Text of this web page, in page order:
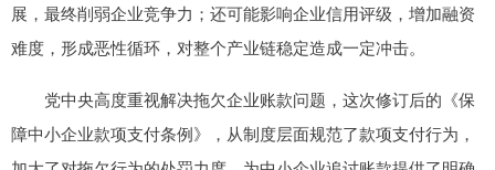
展，最终削弱企业竞争力；还可能影响企业信用评级，增加融资
难度，形成恶性循环，对整个产业链稳定造成一定冲击。
党中央高度重视解决拖欠企业账款问题，这次修订后的《保
障中小企业款项支付条例》，从制度层面规范了款项支付行为，